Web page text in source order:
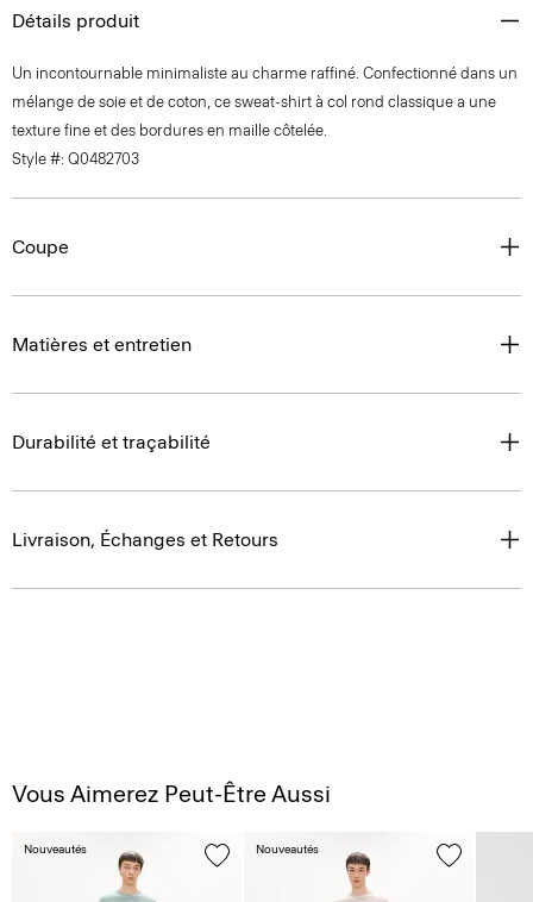
Détails produit
Un incontournable minimaliste au charme raffiné. Confectionné dans un
mélange de soie et de coton, ce sweat-shirt à col rond classique a une
texture fine et des bordures en maille côtelée.
Style #: Q0482703
Coupe
Matières et entretien
Durabilité et traçabilité
Livraison, Échanges et Retours
Vous Aimerez Peut-Être Aussi
Nouveautés Nouveautés